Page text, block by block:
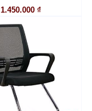
1.450.000 ₫